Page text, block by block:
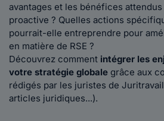
avantages et les bénéfices
proactive ? Quelles actions
pourrait-elle entreprendre pour
en matière de RSE ?
Découvrez comment intégrer les
votre stratégie globale grâce aux
rédigés par les juristes de
articles juridiques...).